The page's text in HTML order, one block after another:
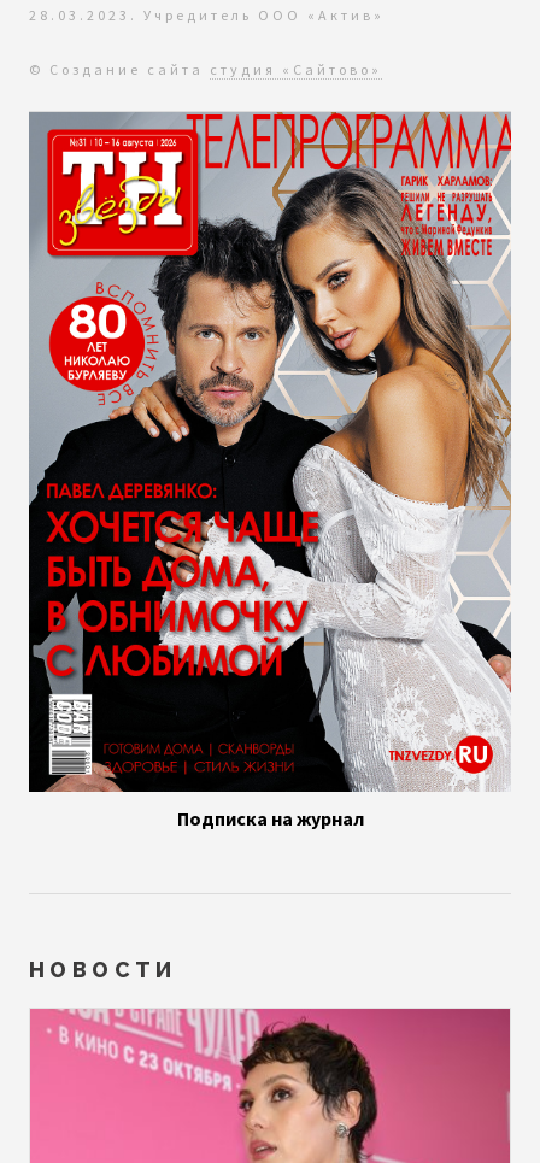
28.03.2023. Учредитель ООО «Актив»
© Создание сайта студия «Сайтово»
Подписка на журнал
НОВОСТИ